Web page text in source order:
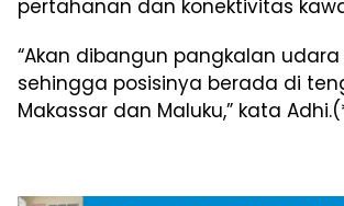
pertahanan dan konektivitas
“Akan dibangun pangkalan udara
sehingga posisinya berada di
Makassar dan Maluku,” kata